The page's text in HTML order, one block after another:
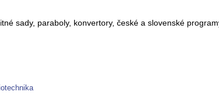
sady, paraboly, konvertory, české a slovenské